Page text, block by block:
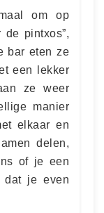
om op
pintxos”,
bar eten ze
een lekker
ze weer
manier
elkaar en
delen,
of je een
dat je even